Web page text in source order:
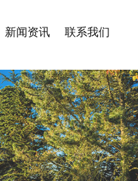
新闻资讯 联系我们